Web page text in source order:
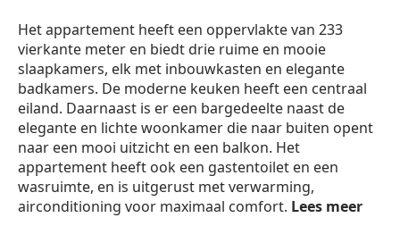
Het appartement heeft een oppervlakte van 233
vierkante meter en biedt drie ruime en mooie
slaapkamers, elk met inbouwkasten en elegante
badkamers. De moderne keuken heeft een centraal
eiland. Daarnaast is er een bargedeelte naast de
elegante en lichte woonkamer die naar buiten opent
naar een mooi uitzicht en een balkon. Het
appartement heeft ook een gastentoilet en een
wasruimte, en is uitgerust met verwarming,
airconditioning voor maximaal comfort. Lees meer